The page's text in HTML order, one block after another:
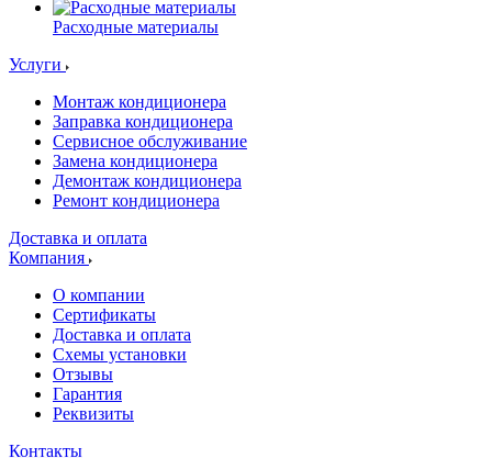
Расходные материалы
Услуги
Монтаж кондиционера
Заправка кондиционера
Сервисное обслуживание
Замена кондиционера
Демонтаж кондиционера
Ремонт кондиционера
Доставка и оплата
Компания
О компании
Сертификаты
Доставка и оплата
Схемы установки
Отзывы
Гарантия
Реквизиты
Контакты